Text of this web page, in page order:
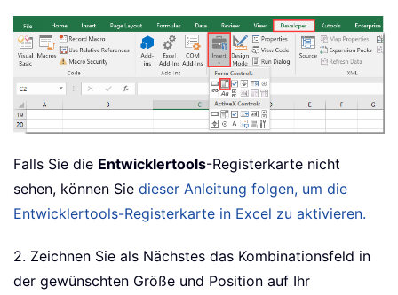
Falls Sie die Entwicklertools-Registerkarte nicht
sehen, können Sie dieser Anleitung folgen, um die
Entwicklertools-Registerkarte in Excel zu aktivieren.
2. Zeichnen Sie als Nächstes das Kombinationsfeld in
der gewünschten Größe und Position auf Ihr